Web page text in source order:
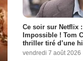
Ce soir sur Netflix
Impossible ! Tom
thriller tiré d’une
vendredi 7 août 2026